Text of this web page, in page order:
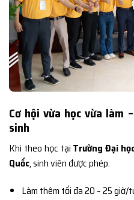
Cơ hội vừa học vừa làm
sinh
Khi theo học tại Trường Đại
Quốc, sinh viên được phép:
Làm thêm tối đa 20 – 25 giờ/